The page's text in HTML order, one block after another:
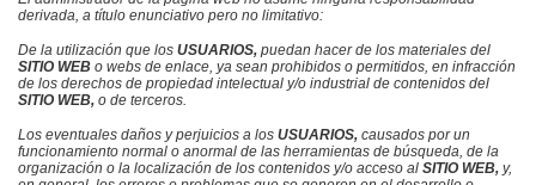
derivada, a título enunciativo pero no limitativo:
De la utilización que los USUARIOS, puedan hacer de los materiales del
SITIO WEB o webs de enlace, ya sean prohibidos o permitidos, en infracción
de los derechos de propiedad intelectual y/o industrial de contenidos del
SITIO WEB, o de terceros.
Los eventuales daños y perjuicios a los USUARIOS, causados ​​por un
funcionamiento normal o anormal de las herramientas de búsqueda, de la
organización o la localización de los contenidos y/o acceso al SITIO WEB, y,